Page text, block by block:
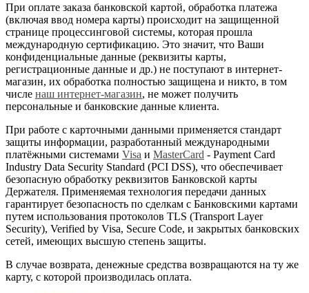
При оплате заказа банковской картой, обработка платежа
(включая ввод номера карты) происходит на защищенной
странице процессинговой системы, которая прошла
международную сертификацию. Это значит, что Ваши
конфиденциальные данные (реквизиты карты,
регистрационные данные и др.) не поступают в интернет-
магазин, их обработка полностью защищена и никто, в том
числе наш интернет-магазин, не может получить
персональные и банковские данные клиента.
При работе с карточными данными применяется стандарт
защиты информации, разработанный международными
платёжными системами Visa и MasterCard - Payment Card
Industry Data Security Standard (PCI DSS), что обеспечивает
безопасную обработку реквизитов Банковской карты
Держателя. Применяемая технология передачи данных
гарантирует безопасность по сделкам с Банковскими картами
путем использования протоколов TLS (Transport Layer
Security), Verified by Visa, Secure Code, и закрытых банковских
сетей, имеющих высшую степень защиты.
В случае возврата, денежные средства возвращаются на ту же
карту, с которой производилась оплата.